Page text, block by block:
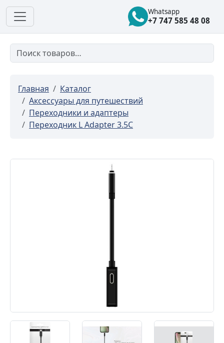
Whatsapp
+7 747 585 48 08
Главная
Каталог
Аксессуары для путешествий
Переходники и адаптеры
Переходник L Adapter 3.5C